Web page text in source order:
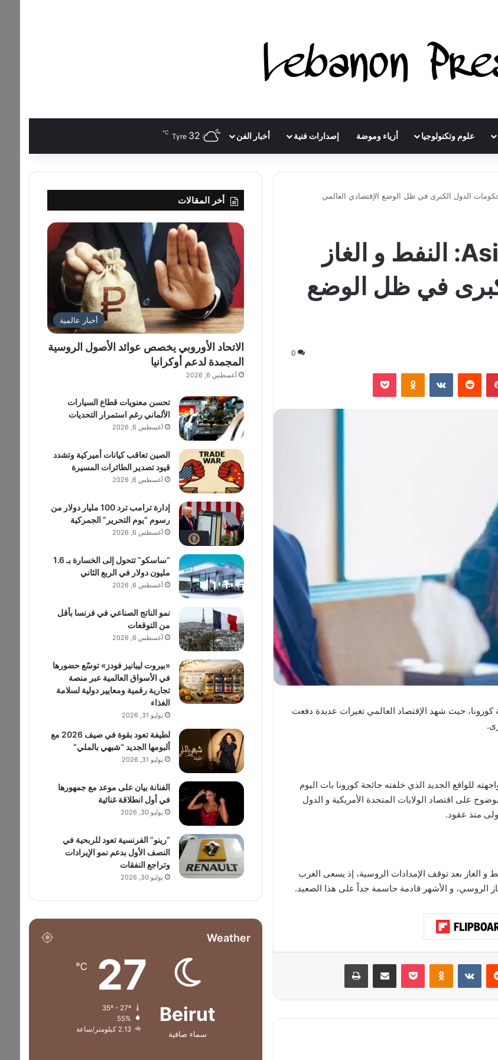
علوم وتكنولوجيا أزياء وموضة إصدارات فنية أخبار الفن Tyre 32
℃
سيدة الأعمال Asia Ibrahim: النفط و الغاز
في ظل الوضع
0
بينتيريست ‏Reddit
‏VKontakte
Odnoklassniki
‫Pocket
كورونا، حيث شهد الإقتصاد العالمي تغيرات عديدة دفعت
للواقع الجديد الذي خلفته جائحة كورونا بات اليوم
على اقتصاد الولايات المتحدة الأمريكية و الدول
منذ عقود.
و الغاز بعد توقف الإمدادات الروسية، إذ يسعى الغرب
الروسي، و الأشهر قادمة حاسمة جداً على هذا الصعيد.
‏Reddit
‏VKontakte
Odnoklassniki
‫Pocket مشاركة عبر البريد طباعة
أخر المقالات
أخبار عالمية
الاتحاد الأوروبي يخصص عوائد الأصول الروسية
المجمدة لدعم أوكرانيا
أغسطس 6, 2026
تحسن معنويات قطاع السيارات
الألماني رغم استمرار التحديات
أغسطس 6, 2026
الصين تعاقب كيانات أميركية وتشدد
قيود تصدير الطائرات المسيرة
أغسطس 6, 2026
إدارة ترامب ترد 100 مليار دولار من
رسوم “يوم التحرير” الجمركية
أغسطس 6, 2026
“ساسكو” تتحول إلى الخسارة بـ 1.6
مليون دولار في الربع الثاني
أغسطس 6, 2026
نمو الناتج الصناعي في فرنسا بأقل
من التوقعات
أغسطس 6, 2026
«بيروت ليبانيز فودز» توسّع حضورها
في الأسواق العالمية عبر منصة
تجارية رقمية ومعايير دولية لسلامة
الغذاء
يوليو 31, 2026
لطيفة تعود بقوة في صيف 2026 مع
ألبومها الجديد “شبهي بالملي”
يوليو 31, 2026
الفنانة بيان على موعد مع جمهورها
في أول انطلاقة غنائية
يوليو 30, 2026
“رينو” الفرنسية تعود للربحية في
النصف الأول بدعم نمو الإيرادات
وتراجع النفقات
يوليو 30, 2026
Weather
Beirut
سماء صافية
27
℃
55%
2.13 كيلومتر/ساعة